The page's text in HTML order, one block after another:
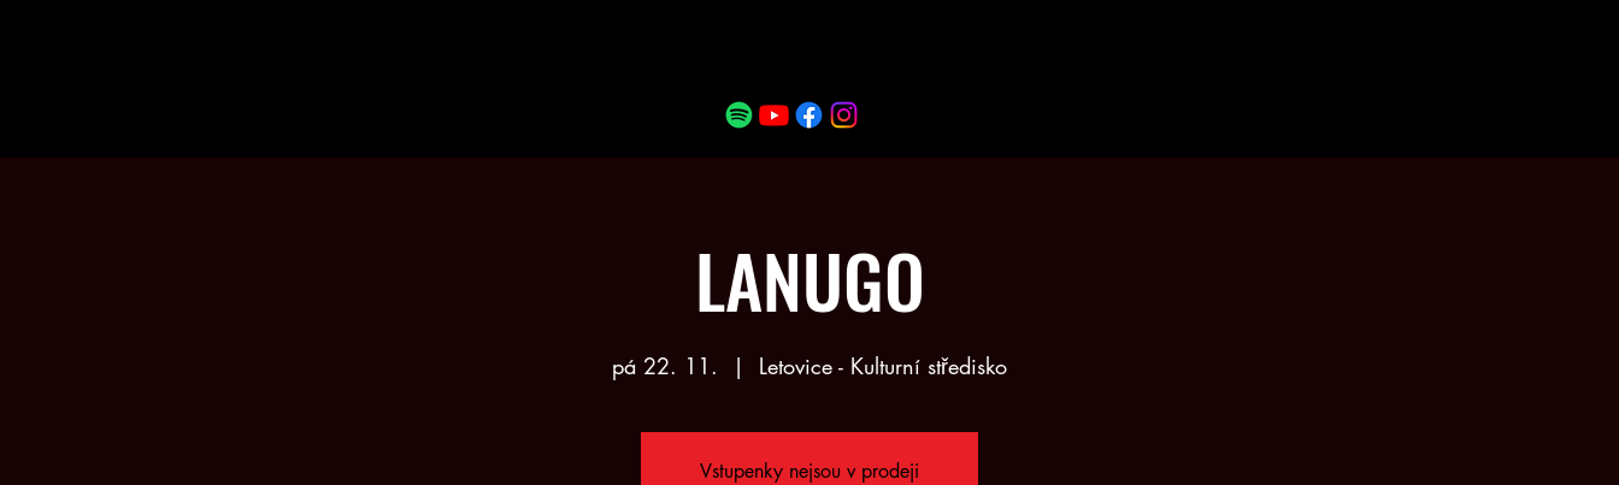
LANUGO
pá 22. 11.
  |
Letovice - Kulturní středisko
Vstupenky nejsou v prodeji